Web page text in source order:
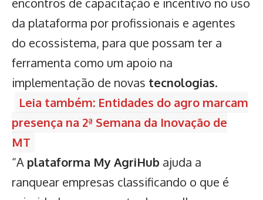
encontros de capacitação e incentivo no uso
da plataforma por profissionais e agentes
do ecossistema, para que possam ter a
ferramenta como um apoio na
implementação de novas tecnologias.
Leia também: Entidades do agro marcam
presença na 2ª Semana da Inovação de
MT
“A plataforma My AgriHub ajuda a
ranquear empresas classificando o que é